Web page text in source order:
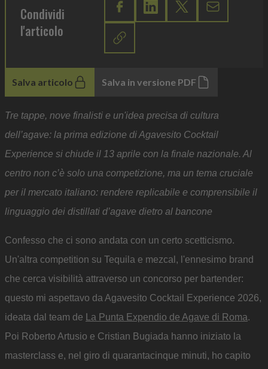
Condividi
l'articolo
Salva articolo Salva in versione PDF
Tre tappe, nove finalisti e un'idea precisa di cultura
dell’agave: la prima edizione di Agavesito Cocktail
Experience si chiude il 13 aprile con la finale nazionale. Al
centro non c’è solo una competizione, ma un tema cruciale
per il mercato italiano: rendere replicabile e comprensibile il
linguaggio dei distillati d’agave dietro al bancone
Confesso che ci sono andata con un certo scetticismo.
Un'altra competition su Tequila e mezcal, l'ennesimo brand
che cerca visibilità attraverso un concorso per bartender:
questo mi aspettavo da Agavesito Cocktail Experience 2026,
ideata dal team de
La Punta Expendio de Agave di Roma.
Poi Roberto Artusio e Cristian Bugiada hanno iniziato la
masterclass e, nel giro di quarantacinque minuti, ho capito